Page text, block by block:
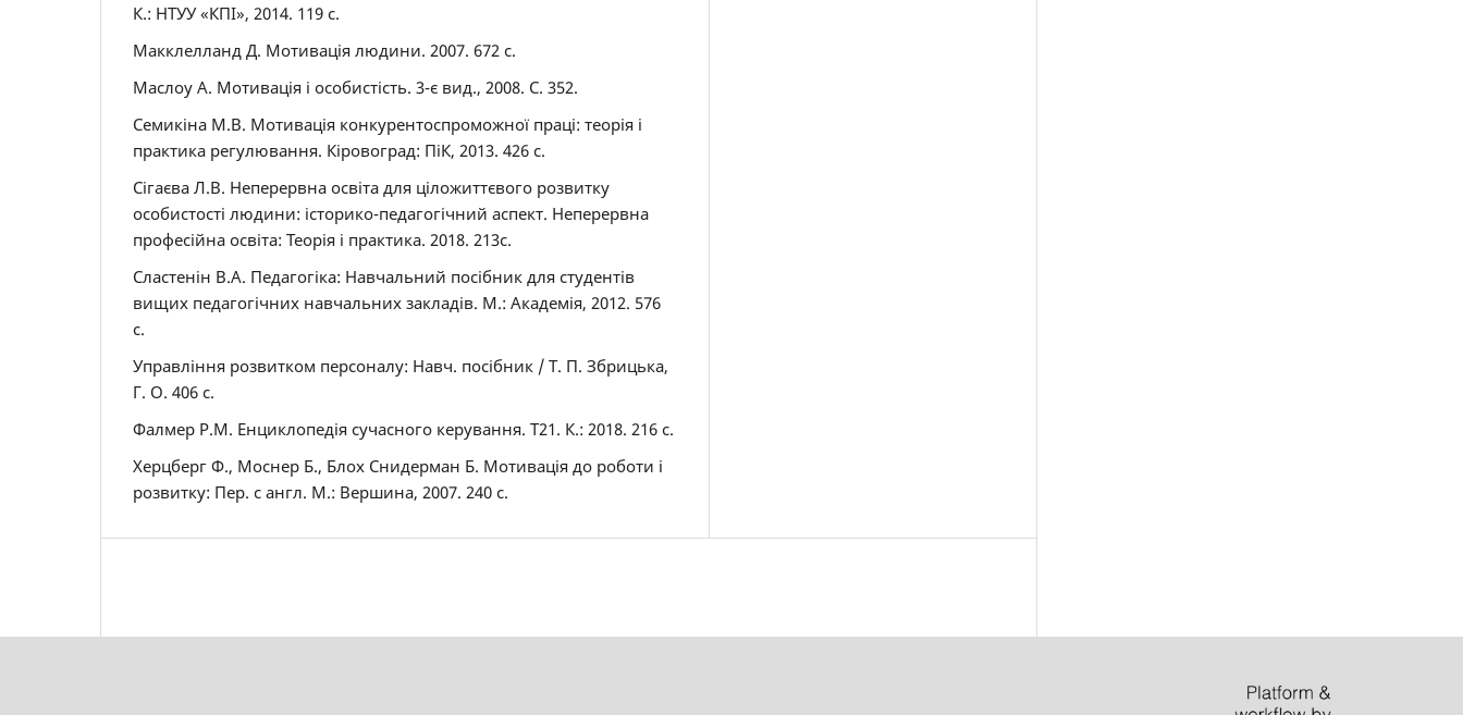
К.: НТУУ «КПІ», 2014. 119 с.
Макклелланд Д. Мотивація людини. 2007. 672 с.
Маслоу А. Мотивація і особистість. 3-є вид., 2008. С. 352.
Семикіна М.В. Мотивація конкурентоспроможної праці: теорія і
практика регулювання. Кіровоград: ПіК, 2013. 426 с.
Сігаєва Л.В. Неперервна освіта для ціложиттєвого розвитку
особистості людини: історико-педагогічний аспект. Неперервна
професійна освіта: Теорія і практика. 2018. 213с.
Сластенін В.А. Педагогіка: Навчальний посібник для студентів
вищих педагогічних навчальних закладів. М.: Академія, 2012. 576
с.
Управління розвитком персоналу: Навч. посібник / Т. П. Збрицька,
Г. О. 406 с.
Фалмер Р.М. Енциклопедія сучасного керування. Т21. К.: 2018. 216 с.
Херцберг Ф., Моснер Б., Блох Снидерман Б. Мотивація до роботи і
розвитку: Пер. с англ. М.: Вершина, 2007. 240 с.